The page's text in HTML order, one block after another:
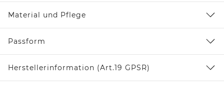
Material und Pflege
Passform
Herstellerinformation (Art.19 GPSR)